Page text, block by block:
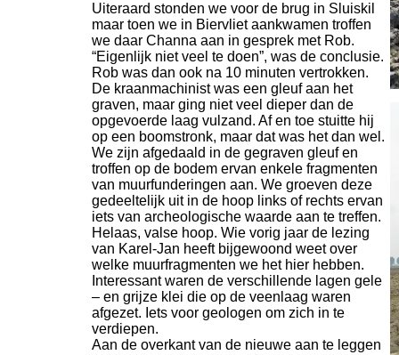
Uiteraard stonden we voor de brug in Sluiskil
maar toen we in Biervliet aankwamen troffen
we daar Channa aan in gesprek met Rob.
“Eigenlijk niet veel te doen”, was de conclusie.
Rob was dan ook na 10 minuten vertrokken.
De kraanmachinist was een gleuf aan het
graven, maar ging niet veel dieper dan de
opgevoerde laag vulzand. Af en toe stuitte hij
op een boomstronk, maar dat was het dan wel.
We zijn afgedaald in de gegraven gleuf en
troffen op de bodem ervan enkele fragmenten
van muurfunderingen aan. We groeven deze
gedeeltelijk uit in de hoop links of rechts ervan
iets van archeologische waarde aan te treffen.
Helaas, valse hoop. Wie vorig jaar de lezing
van Karel-Jan heeft bijgewoond weet over
welke muurfragmenten we het hier hebben.
Interessant waren de verschillende lagen gele
– en grijze klei die op de veenlaag waren
afgezet. Iets voor geologen om zich in te
verdiepen.
Aan de overkant van de nieuwe aan te leggen